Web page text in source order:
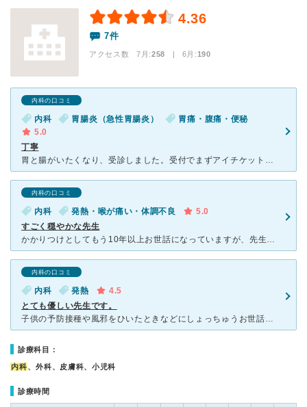
4.36
7件
アクセス数 7月:258 | 6月:190
内科の口コミ
内科 胃腸炎（急性胃腸炎）
胃痛・腹痛・便秘
5.0
丁寧
胃と腸がいたくなり、受診しました。受付でまずアイチケットの登録を進めてもらい、携帯でそれを見たら今の受付の番号がわかるので、ずっと病院で待っていなくてもよいというシステムで、一度家に帰ることができ、体
内科の口コミ
内科 発熱・喉が痛い・体調不良
5.0
すごく穏やかな先生
かかりつけとしてもう10年以上お世話になっていますが、先生が本当に穏やかで優しく、風邪などの体調不良や突き指、しもやけ、害虫によるアレルギー反応など、色んなもので駆け込んできました。設備も新しく、先生
内科の口コミ
内科 発熱
4.5
とても優しい先生です。
子供の予防接種や風邪をひいたときなどにしょっちゅうお世話になりました。 病院はとてもきれいで、先生もしっかり診てくれて的確に判断していただけると評判です。 小児科ではなく普通の内科になりますので、
診療科目：
内科、外科、皮膚科、小児科
診療時間